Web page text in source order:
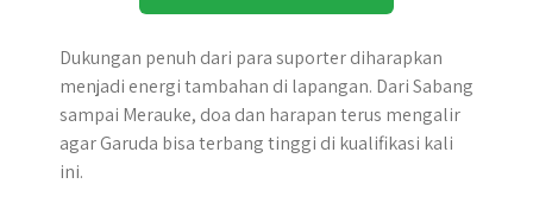
Dukungan penuh dari para suporter diharapkan
menjadi energi tambahan di lapangan. Dari Sabang
sampai Merauke, doa dan harapan terus mengalir
agar Garuda bisa terbang tinggi di kualifikasi kali
ini.